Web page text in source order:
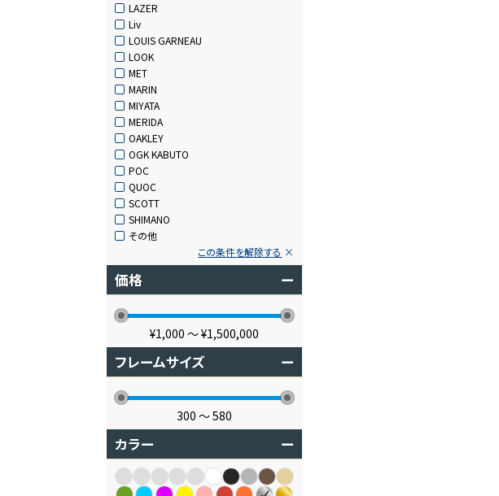
LAZER
Liv
LOUIS GARNEAU
LOOK
MET
MARIN
MIYATA
MERIDA
OAKLEY
OGK KABUTO
POC
QUOC
SCOTT
SHIMANO
その他
この条件を解除する
価格 ー
¥1,000 〜¥1,500,000
フレームサイズ ー
300 〜580
カラー ー